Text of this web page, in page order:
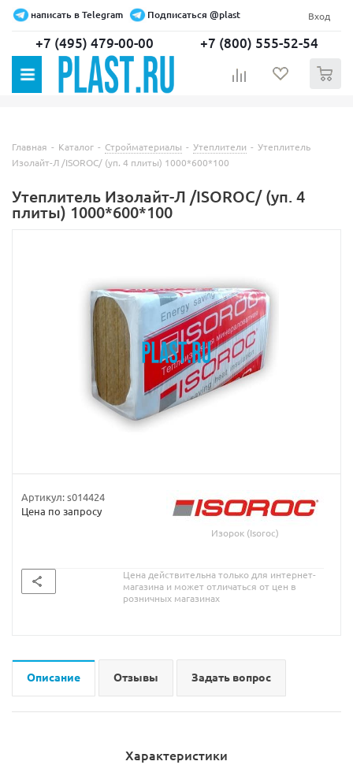
написать в Telegram Подписаться @plast Вход
+7 (495) 479-00-00 +7 (800) 555-52-54
Главная - Каталог - Стройматериалы - Утеплители - Утеплитель
Изолайт-Л /ISOROC/ (уп. 4 плиты) 1000*600*100
Утеплитель Изолайт-Л /ISOROC/ (уп. 4
плиты) 1000*600*100
Артикул:s014424
Цена по запросу
Изорок (Isoroc)
Цена действительна только для интернет-
магазина и может отличаться от цен в
розничных магазинах
Описание Отзывы Задать вопрос
Характеристики